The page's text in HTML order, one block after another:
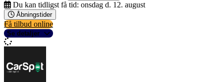
Du kan tidligst få tid: onsdag d. 12. august
Åbningstider
Få tilbud online
Se detaljer